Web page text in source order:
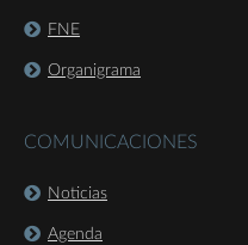
FNE
Organigrama
COMUNICACIONES
Noticias
Agenda